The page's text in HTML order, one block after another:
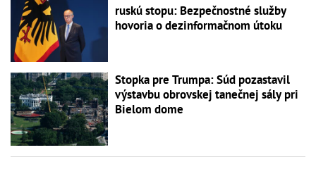
ruskú stopu: Bezpečnostné služby
hovoria o dezinformačnom útoku
Stopka pre Trumpa: Súd pozastavil
výstavbu obrovskej tanečnej sály pri
Bielom dome